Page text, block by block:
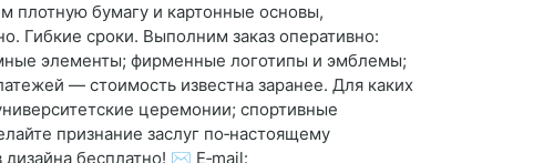
плотную бумагу и картонные основы,
Гибкие сроки. Выполним заказ оперативно:
элементы; фирменные логотипы и эмблемы;
— стоимость известна заранее. Для каких
церемонии; спортивные
признание заслуг по‑настоящему
бесплатно! ✉️ E‑mail: